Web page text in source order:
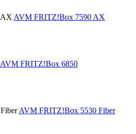
AVM FRITZ!Box 7590 AX
AVM FRITZ!Box 6850
AVM FRITZ!Box 5530 Fiber